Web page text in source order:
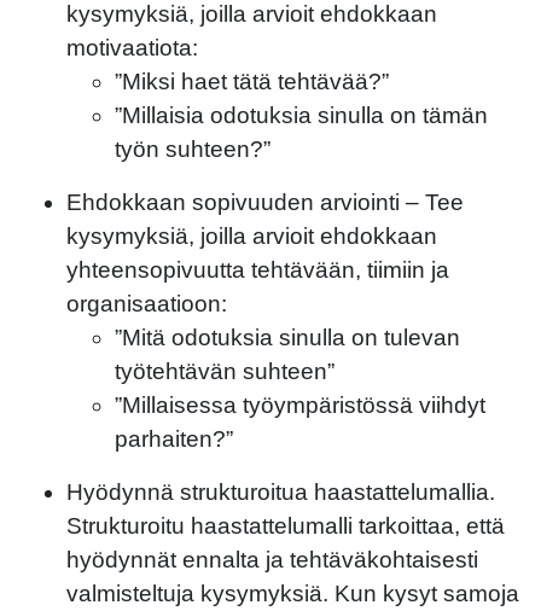
kysymyksiä, joilla arvioit ehdokkaan
motivaatiota:
”Miksi haet tätä tehtävää?”
”Millaisia odotuksia sinulla on tämän
työn suhteen?”
Ehdokkaan sopivuuden arviointi – Tee
kysymyksiä, joilla arvioit ehdokkaan
yhteensopivuutta tehtävään, tiimiin ja
organisaatioon:
”Mitä odotuksia sinulla on tulevan
työtehtävän suhteen”
”Millaisessa työympäristössä viihdyt
parhaiten?”
Hyödynnä strukturoitua haastattelumallia.
Strukturoitu haastattelumalli tarkoittaa, että
hyödynnät ennalta ja tehtäväkohtaisesti
valmisteltuja kysymyksiä. Kun kysyt samoja